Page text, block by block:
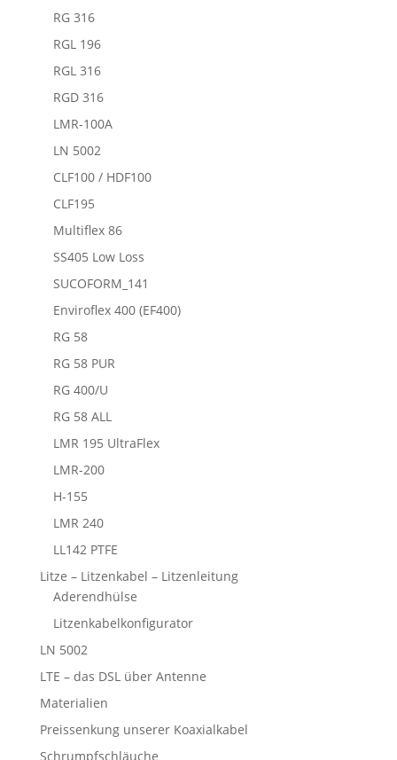
RG 316
RGL 196
RGL 316
RGD 316
LMR-100A
LN 5002
CLF100 / HDF100
CLF195
Multiflex 86
SS405 Low Loss
SUCOFORM_141
Enviroflex 400 (EF400)
RG 58
RG 58 PUR
RG 400/U
RG 58 ALL
LMR 195 UltraFlex
LMR-200
H-155
LMR 240
LL142 PTFE
Litze – Litzenkabel – Litzenleitung
Aderendhülse
Litzenkabelkonfigurator
LN 5002
LTE – das DSL über Antenne
Materialien
Preissenkung unserer Koaxialkabel
Schrumpfschläuche